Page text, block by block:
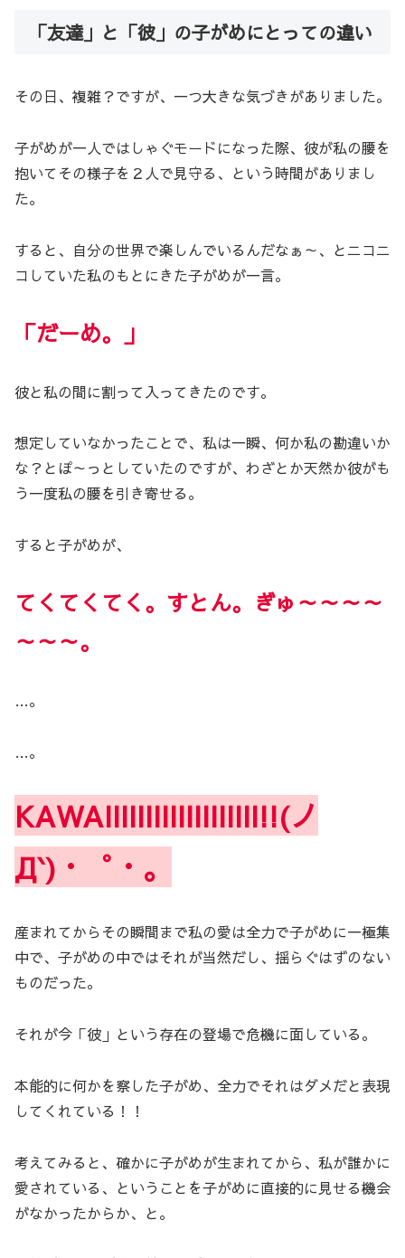
「友達」と「彼」の子がめにとっての違い
その日、複雑？ですが、一つ大きな気づきがありました。
子がめが一人ではしゃぐモードになった際、彼が私の腰を
抱いてその様子を２人で見守る、という時間がありまし
た。
すると、自分の世界で楽しんでいるんだなぁ～、とニコニ
コしていた私のもとにきた子がめが一言。
「だーめ。」
彼と私の間に割って入ってきたのです。
想定していなかったことで、私は一瞬、何か私の勘違いか
な？とぽ～っとしていたのですが、わざとか天然か彼がも
う一度私の腰を引き寄せる。
すると子がめが、
てくてくてく。 すとん。ぎゅ～～～～
～～～。
…。
…。
KAWAIIIIIIIIIIIIIIIIIII!!(ノ
Д`)・゜・。
産まれてからその瞬間まで私の愛は全力で子がめに一極集
中で、子がめの中ではそれが当然だし、揺らぐはずのない
ものだった。
それが今「彼」という存在の登場で危機に面している。
本能的に何かを察した子がめ、全力でそれはダメだと表現
してくれている！！
考えてみると、確かに子がめが生まれてから、私が誰かに
愛されている、ということを子がめに直接的に見せる機会
がなかったからか、と。